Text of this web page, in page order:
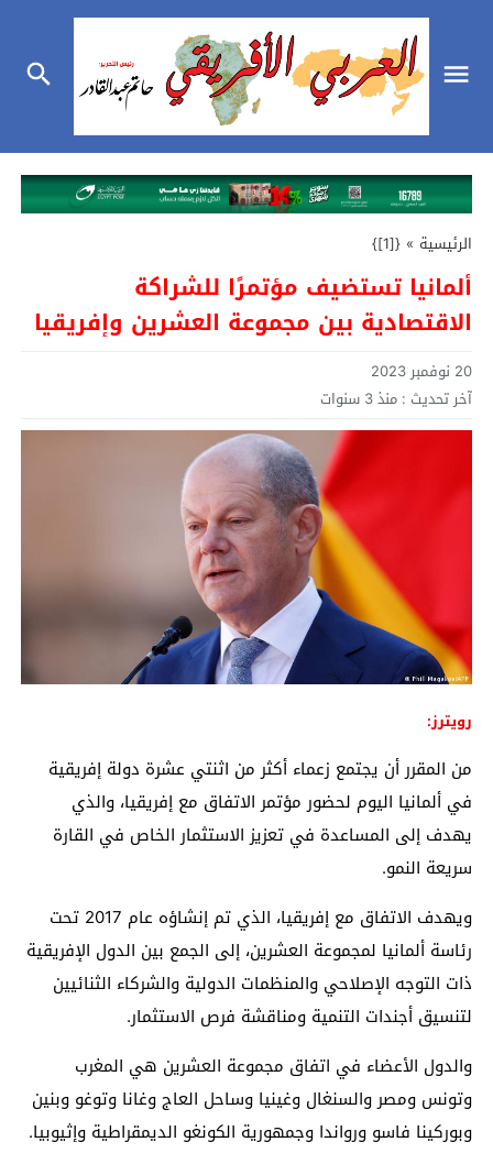
الرئيسية »
{[1]}
ألمانيا تستضيف مؤتمرًا للشراكة
الاقتصادية بين مجموعة العشرين وإفريقيا
20 نوفمبر 2023
آخر تحديث : منذ 3 سنوات
رويترز:
من المقرر أن يجتمع زعماء أكثر من اثنتي عشرة دولة إفريقية
في ألمانيا اليوم لحضور مؤتمر الاتفاق مع إفريقيا، والذي
يهدف إلى المساعدة في تعزيز الاستثمار الخاص في القارة
سريعة النمو.
ويهدف الاتفاق مع إفريقيا، الذي تم إنشاؤه عام 2017 تحت
رئاسة ألمانيا لمجموعة العشرين، إلى الجمع بين الدول الإفريقية
ذات التوجه الإصلاحي والمنظمات الدولية والشركاء الثنائيين
لتنسيق أجندات التنمية ومناقشة فرص الاستثمار.
والدول الأعضاء في اتفاق مجموعة العشرين هي المغرب
وتونس ومصر والسنغال وغينيا وساحل العاج وغانا وتوغو وبنين
وبوركينا فاسو ورواندا وجمهورية الكونغو الديمقراطية وإثيوبيا.